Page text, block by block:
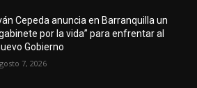
Cepeda anuncia en Barranquilla un
por la vida” para enfrentar al
Gobierno
7, 2026